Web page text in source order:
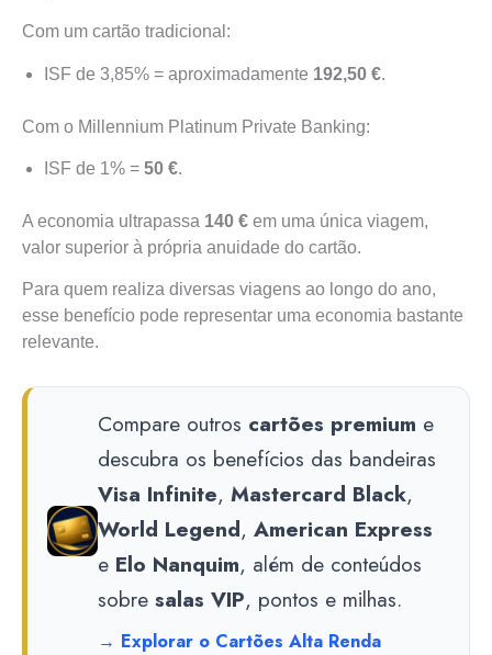
Com um cartão tradicional:
ISF de 3,85% = aproximadamente 192,50 €.
Com o Millennium Platinum Private Banking:
ISF de 1% = 50 €.
A economia ultrapassa 140 € em uma única viagem,
valor superior à própria anuidade do cartão.
Para quem realiza diversas viagens ao longo do ano,
esse benefício pode representar uma economia bastante
relevante.
Compare outros cartões premium e
descubra os benefícios das bandeiras
Visa Infinite, Mastercard Black,
World Legend, American Express
e Elo Nanquim, além de conteúdos
sobre salas VIP, pontos e milhas.
→ Explorar o Cartões Alta Renda